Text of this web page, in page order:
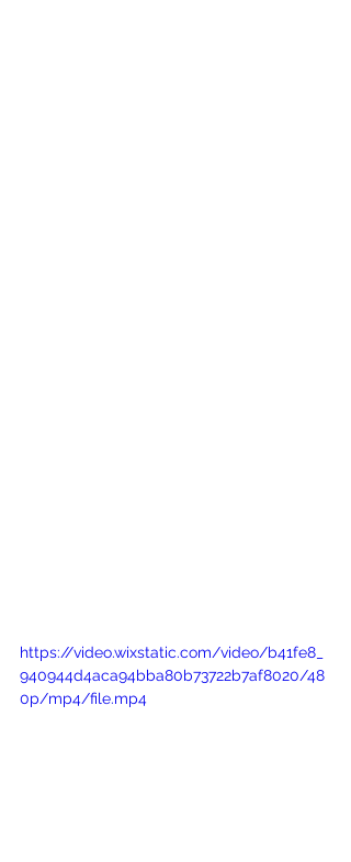
https://video.wixstatic.com/video/b41fe8_
940944d4aca94bba80b73722b7af8020/48
0p/mp4/file.mp4